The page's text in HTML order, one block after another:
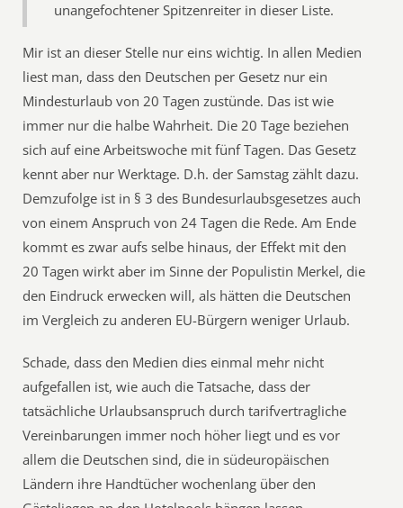
unangefochtener Spitzenreiter in dieser Liste.
Mir ist an dieser Stelle nur eins wichtig. In allen Medien
liest man, dass den Deutschen per Gesetz nur ein
Mindesturlaub von 20 Tagen zustünde. Das ist wie
immer nur die halbe Wahrheit. Die 20 Tage beziehen
sich auf eine Arbeitswoche mit fünf Tagen. Das Gesetz
kennt aber nur Werktage. D.h. der Samstag zählt dazu.
Demzufolge ist in § 3 des Bundesurlaubsgesetzes auch
von einem Anspruch von 24 Tagen die Rede. Am Ende
kommt es zwar aufs selbe hinaus, der Effekt mit den
20 Tagen wirkt aber im Sinne der Populistin Merkel, die
den Eindruck erwecken will, als hätten die Deutschen
im Vergleich zu anderen EU-Bürgern weniger Urlaub.
Schade, dass den Medien dies einmal mehr nicht
aufgefallen ist, wie auch die Tatsache, dass der
tatsächliche Urlaubsanspruch durch tarifvertragliche
Vereinbarungen immer noch höher liegt und es vor
allem die Deutschen sind, die in südeuropäischen
Ländern ihre Handtücher wochenlang über den